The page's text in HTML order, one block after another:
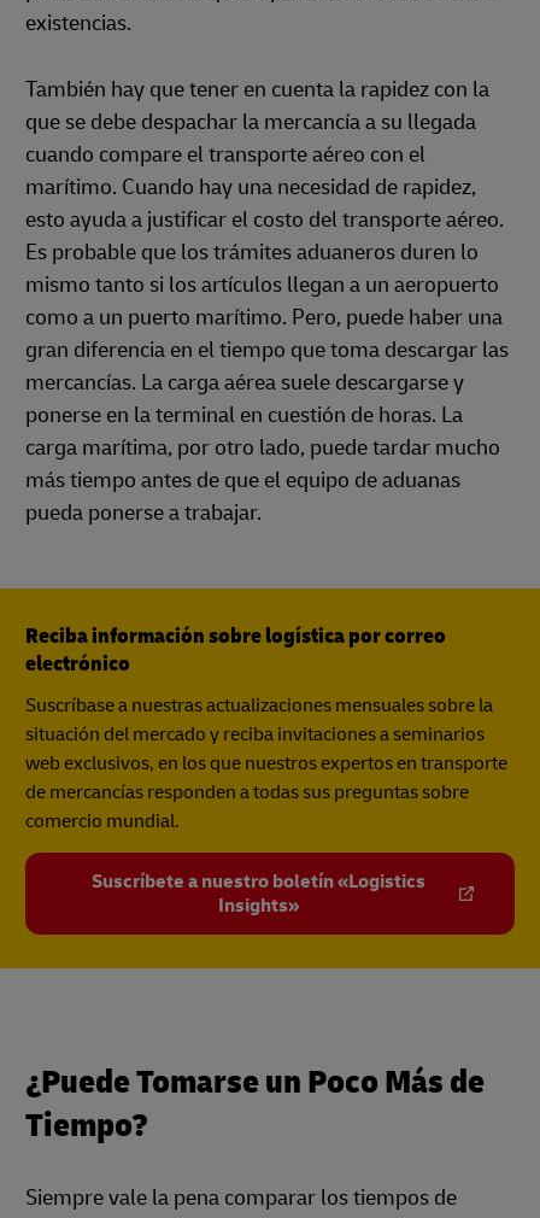
existencias.
También hay que tener en cuenta la rapidez con la
que se debe despachar la mercancía a su llegada
cuando compare el transporte aéreo con el
marítimo. Cuando hay una necesidad de rapidez,
esto ayuda a justificar el costo del transporte aéreo.
Es probable que los trámites aduaneros duren lo
mismo tanto si los artículos llegan a un aeropuerto
como a un puerto marítimo. Pero, puede haber una
gran diferencia en el tiempo que toma descargar las
mercancías. La carga aérea suele descargarse y
ponerse en la terminal en cuestión de horas. La
carga marítima, por otro lado, puede tardar mucho
más tiempo antes de que el equipo de aduanas
pueda ponerse a trabajar.
Reciba información sobre logística por correo
electrónico
Suscríbase a nuestras actualizaciones mensuales sobre la
situación del mercado y reciba invitaciones a seminarios
web exclusivos, en los que nuestros expertos en transporte
de mercancías responden a todas sus preguntas sobre
comercio mundial.
Suscríbete a nuestro boletín «Logistics
Insights»
¿Puede Tomarse un Poco Más de
Tiempo?
Siempre vale la pena comparar los tiempos de